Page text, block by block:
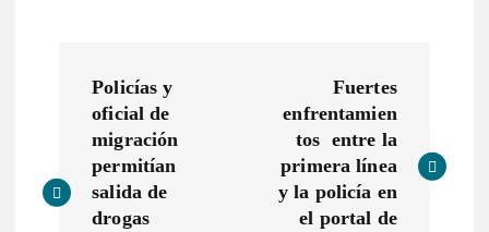
v
Policías y
oficial de
migración
permitían
salida de
drogas
Fuertes
enfrentamien
tos entre la
primera línea
y la policía en
el portal de